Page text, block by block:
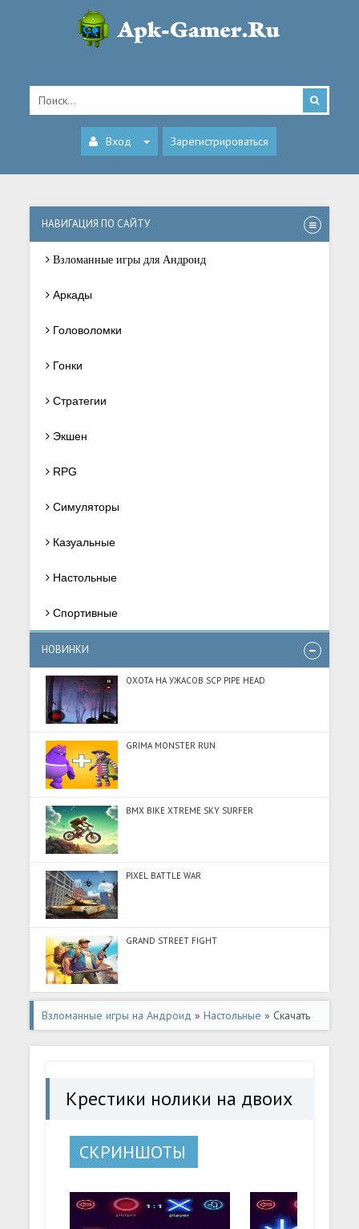
Вход Зарегистрироваться
НАВИГАЦИЯ ПО САЙТУ
Взломанные игры для Андроид
Аркады
Головоломки
Гонки
Стратегии
Экшен
RPG
Симуляторы
Казуальные
Настольные
Спортивные
НОВИНКИ
ОХОТА НА УЖАСОВ SCP PIPE HEAD
GRIMA MONSTER RUN
BMX BIKE XTREME SKY SURFER
PIXEL BATTLE WAR
GRAND STREET FIGHT
Взломанные игры на Андроид »Настольные » Скачать
Крестики нолики на двоих (Разблокировано все) на
Крестики нолики на двоих
СКРИНШОТЫ